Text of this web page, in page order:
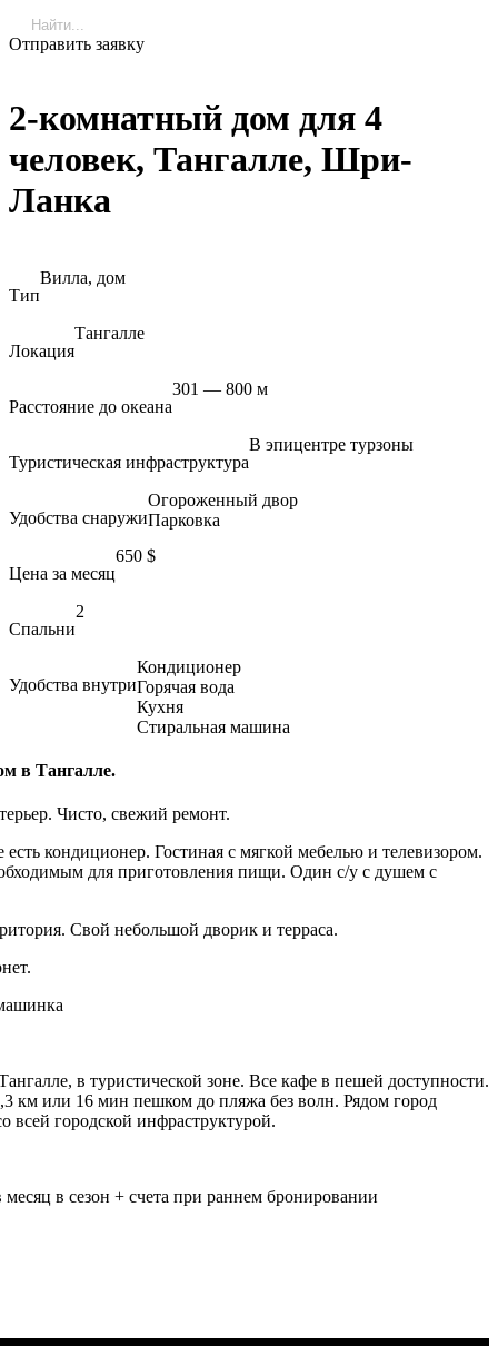
Отправить заявку
2-комнатный дом для 4
человек, Тангалле, Шри-
Ланка
Тип
Вилла, дом
Локация
Тангалле
Расстояние до океана
301 — 800 м
Туристическая инфраструктура
В эпицентре турзоны
Удобства снаружи
Огороженный двор
Парковка
Цена за месяц
$
650
Спальни
2
Удобства внутри
Кондиционер
Горячая вода
Кухня
Стиральная машина
в Тангалле.
Чисто, свежий ремонт.
кондиционер. Гостиная с мягкой мебелью и телевизором.
для приготовления пищи. Один с/у с душем с
Свой небольшой дворик и терраса.
в туристической зоне. Все кафе в пешей доступности.
км или 16 мин пешком до пляжа без волн. Рядом город
всей городской инфраструктурой.
в сезон + счета при раннем бронировании